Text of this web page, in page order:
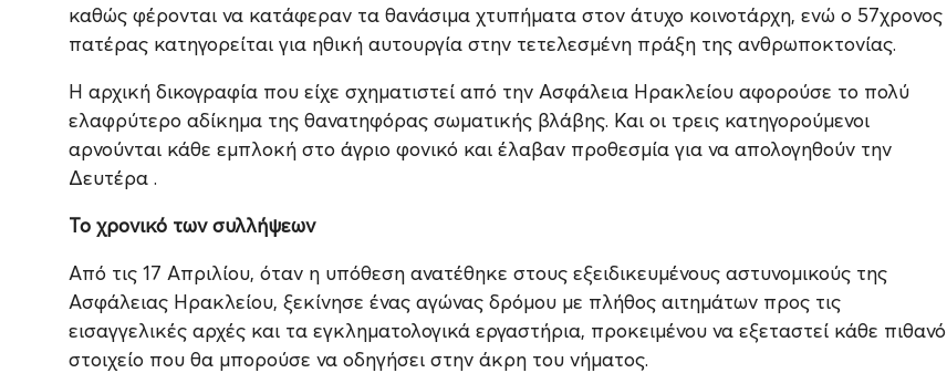
καθώς φέρονται να κατάφεραν τα θανάσιμα χτυπήματα στον άτυχο κοινοτάρχη, ενώ ο 57χρονος
πατέρας κατηγορείται για ηθική αυτουργία στην τετελεσμένη πράξη της ανθρωποκτονίας.
Η αρχική δικογραφία που είχε σχηματιστεί από την Ασφάλεια Ηρακλείου αφορούσε το πολύ
ελαφρύτερο αδίκημα της θανατηφόρας σωματικής βλάβης. Και οι τρεις κατηγορούμενοι
αρνούνται κάθε εμπλοκή στο άγριο φονικό και έλαβαν προθεσμία για να απολογηθούν την
Δευτέρα .
Το χρονικό των συλλήψεων
Από τις 17 Απριλίου, όταν η υπόθεση ανατέθηκε στους εξειδικευμένους αστυνομικούς της
Ασφάλειας Ηρακλείου, ξεκίνησε ένας αγώνας δρόμου με πλήθος αιτημάτων προς τις
εισαγγελικές αρχές και τα εγκληματολογικά εργαστήρια, προκειμένου να εξεταστεί κάθε πιθανό
στοιχείο που θα μπορούσε να οδηγήσει στην άκρη του νήματος.